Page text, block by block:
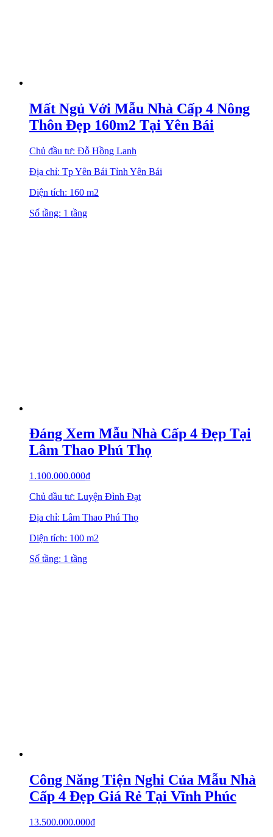
Mất Ngủ Với Mẫu Nhà Cấp 4 Nông
Thôn Đẹp 160m2 Tại Yên Bái
Chủ đầu tư: Đỗ Hồng Lanh
Địa chỉ: Tp Yên Bái Tỉnh Yên Bái
Diện tích: 160 m2
Số tầng: 1 tầng
Đáng Xem Mẫu Nhà Cấp 4 Đẹp Tại
Lâm Thao Phú Thọ
1.100.000.000₫
Chủ đầu tư: Luyện Đình Đạt
Địa chỉ: Lâm Thao Phú Thọ
Diện tích: 100 m2
Số tầng: 1 tầng
Công Năng Tiện Nghi Của Mẫu Nhà
Cấp 4 Đẹp Giá Rẻ Tại Vĩnh Phúc
13.500.000.000₫